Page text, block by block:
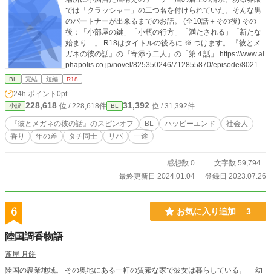
では「クラッシャー」の二つ名を付けられていた。そんな男
のパートナーが出来るまでのお話。 (全10話＋その後) その
後：「小部屋の鍵」「小瓶の行方」「満たされる」「新たな
始まり…」 R18はタイトルの後ろに ※ つけます。 『彼とメ
ガネの彼の話』の『寄添う二人』の「第４話」 https://www.al
phapolis.co.jp/novel/825350246/712855870/episode/80214
78 と 番外編『テーラーの手』 https://www.alphapolis.co.jp/n
出てます。
BL 完結 短編 R18
24h.ポイント 0pt
小説 228,618 位 / 228,618件 BL 31,392 位 / 31,392件
『彼とメガネの彼の話』のスピンオフ BL ハッピーエンド
社会人
香り
年の差 タチ同士 リバ 一途
感想数 0
文字数 59,794
最終更新日 2024.01.04
登録日 2023.07.26
6 お気に入り追加 3
陸国調香物語
蓬屋 月餅
陸国の農業地域。 その奥地にある一軒の質素な家で彼女は暮らしている。 幼